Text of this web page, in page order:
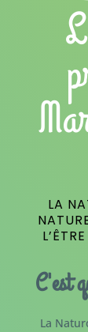
LA
C'est
La